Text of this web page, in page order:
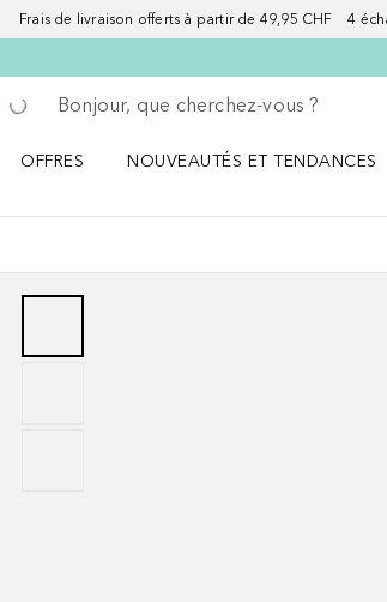
Frais de livraison offerts à partir de 49,95 CHF 4
Retourner
Exécuter la recherche
OFFRES
NOUVEAUTÉS ET TENDANCES